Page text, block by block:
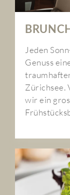
Jeden
Genuss
Zürichsee.
wir ein